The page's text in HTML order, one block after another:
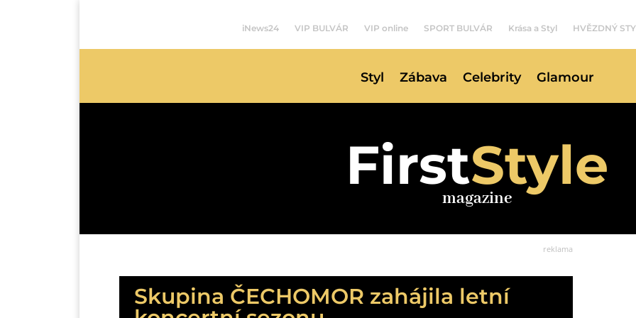
iNews24 VIP BULVÁR VIP online SPORT BULVÁR Krása a Styl HVĚZDNÝ
Styl Zábava Celebrity Glamour
FirstStyle
magazine
reklama
Skupina ČECHOMOR zahájila letní